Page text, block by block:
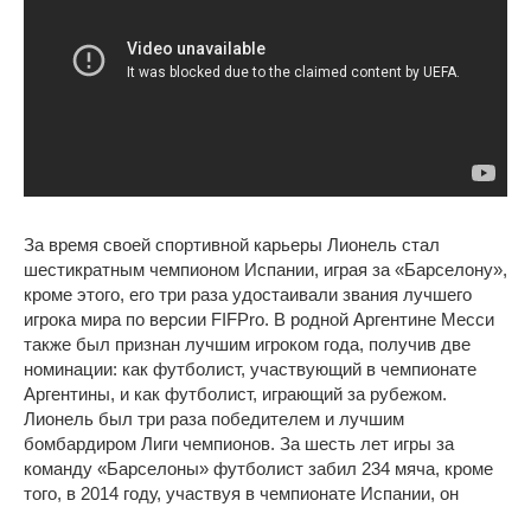
За время своей спортивной карьеры Лионель стал
шестикратным чемпионом Испании, играя за «Барселону»,
кроме этого, его три раза удостаивали звания лучшего
игрока мира по версии FIFPro. В родной Аргентине Месси
также был признан лучшим игроком года, получив две
номинации: как футболист, участвующий в чемпионате
Аргентины, и как футболист, играющий за рубежом.
Лионель был три раза победителем и лучшим
бомбардиром Лиги чемпионов. За шесть лет игры за
команду «Барселоны» футболист забил 234 мяча, кроме
того, в 2014 году, участвуя в чемпионате Испании, он